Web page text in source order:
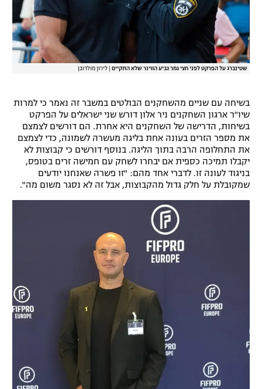
שטינברג על הפרקט לפני חצי גמר גביע הווינר שלא התקיים לירון מולדובן
בשיחה עם שניים מהשחקנים הבולטים במשבר זה נאמר כי למרות
שיו"ר ארגון השחקנים ניר אלון דורש שני ישראלים על הפרקט
בשיחות, הדרישה של השחקנים היא אחרת. הם דורשים לצמצם
את מספר הזרים בעונה אחת בליגה מעשרה לשמונה, כדי לצמצם
את התחלופה הרבה בתוך הליגה. בנוסף דורשים כי קבוצות לא
יקבלו תמיכה כספית אם יבחרו לשחק עם חמישה זרים בטופס,
בניגוד לעונה זו. לדברי אחד מהם: "זו פשרה שאנחנו יודעים
שמקובלת על חלק גדול מהקבוצות, אבל זה לא נסגר משום מה".